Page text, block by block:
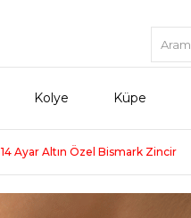
Kolye Küpe
14 Ayar Altın Özel Bismark Zincir